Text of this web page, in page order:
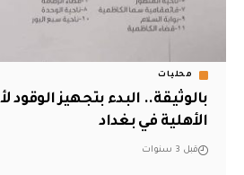
محليات
بالوثيقة.. البدء بتجهيز
الأهلية في بغداد
قبل 3 سنوات